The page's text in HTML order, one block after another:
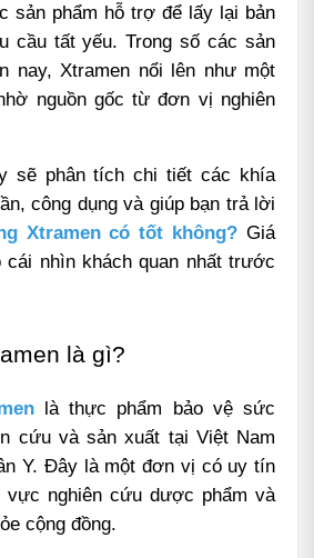
sản phẩm hỗ trợ để lấy lại bản
cầu tất yếu. Trong số các sản
nay, Xtramen nổi lên như một
nguồn gốc từ đơn vị nghiên
sẽ phân tích chi tiết các khía
công dụng và giúp bạn trả lời
Xtramen có tốt không? Giá
cái nhìn khách quan nhất trước
là gì?
là thực phẩm bảo vệ sức
cứu và sản xuất tại Việt Nam
Y. Đây là một đơn vị có uy tín
vực nghiên cứu dược phẩm và
cộng đồng.